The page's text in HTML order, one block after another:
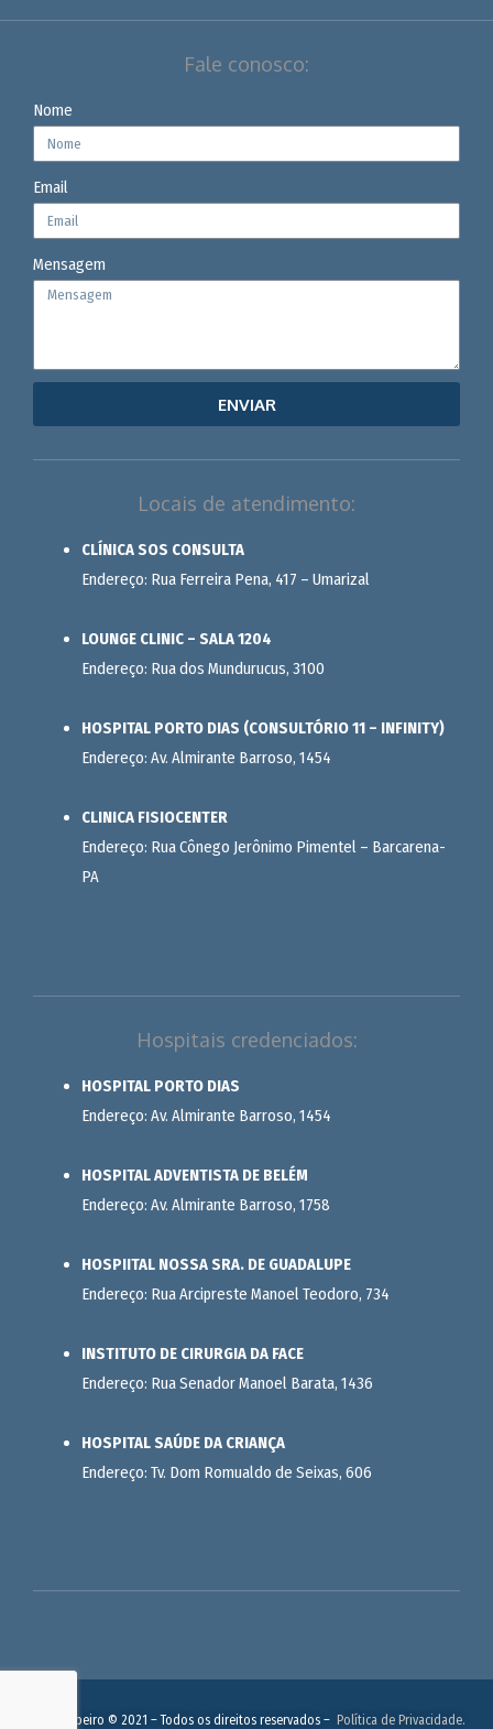
Fale conosco:
Nome
Email
Mensagem
ENVIAR
Locais de atendimento:
CLÍNICA SOS CONSULTA
Endereço: Rua Ferreira Pena, 417 – Umarizal
LOUNGE CLINIC – SALA 1204
Endereço: Rua dos Mundurucus, 3100
HOSPITAL PORTO DIAS (CONSULTÓRIO 11 – INFINITY)
Endereço: Av. Almirante Barroso, 1454
CLINICA FISIOCENTER
Endereço: Rua Cônego Jerônimo Pimentel – Barcarena-
PA
Hospitais credenciados:
HOSPITAL PORTO DIAS
Endereço: Av. Almirante Barroso, 1454
HOSPITAL ADVENTISTA DE BELÉM
Endereço: Av. Almirante Barroso, 1758
HOSPIITAL NOSSA SRA. DE GUADALUPE
Endereço: Rua Arcipreste Manoel Teodoro, 734
INSTITUTO DE CIRURGIA DA FACE
Endereço: Rua Senador Manoel Barata, 1436
HOSPITAL SAÚDE DA CRIANÇA
Endereço: Tv. Dom Romualdo de Seixas, 606
Felipe Ribeiro © 2021 – Todos os direitos reservados – Política de Privacidade.